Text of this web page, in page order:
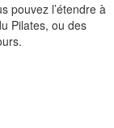
pouvez l’étendre à
Pilates, ou des